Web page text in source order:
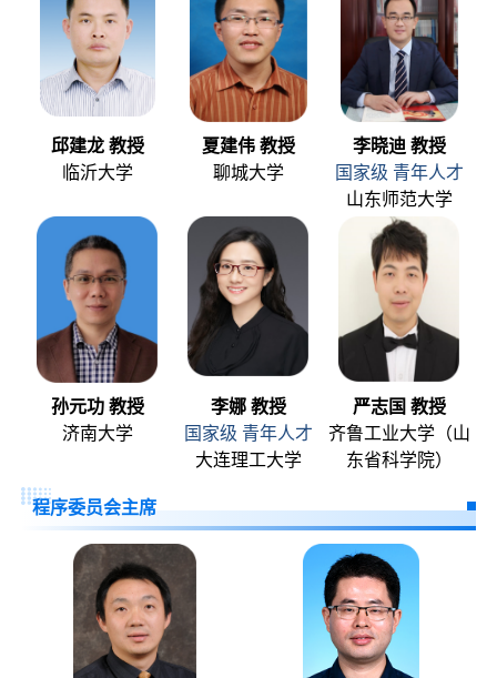
邱建龙 教授
临沂大学
夏建伟 教授
聊城大学
李晓迪 教授
国家级 青年人才
山东师范大学
孙元功 教授
济南大学
李娜 教授
国家级 青年人才
大连理工大学
严志国 教授
齐鲁工业大学（山
东省科学院）
程序委员会主席